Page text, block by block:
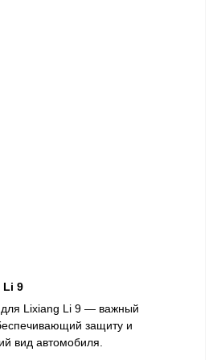
Li 9
Lixiang Li 9 — важный
защиту и
вид автомобиля.